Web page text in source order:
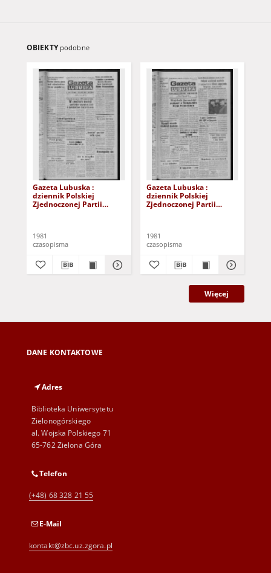
OBIEKTY podobne
Gazeta Lubuska :
dziennik Polskiej
Zjednoczonej Partii
Wyd. A
1981
czasopisma
Gazeta Lubuska :
dziennik Polskiej
Zjednoczonej Partii
Wyd. A
1981
czasopisma
Więcej
DANE KONTAKTOWE
Adres
Biblioteka Uniwersytetu
Zielonogórskiego
al. Wojska Polskiego 71
65-762 Zielona Góra
Telefon
(+48) 68 328 21 55
E-Mail
kontakt@zbc.uz.zgora.pl